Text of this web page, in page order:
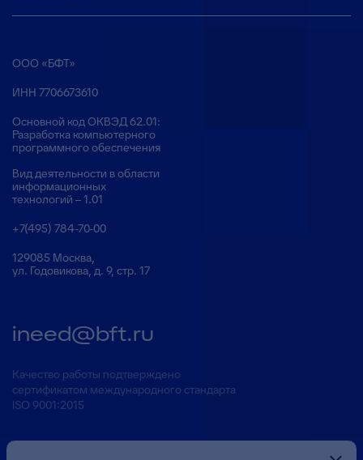
ООО «БФТ»
ИНН 7706673610
Основной код ОКВЭД 62.01:
Разработка компьютерного
программного обеспечения
Вид деятельности в области
информационных
технологий – 1.01
+7(495) 784-70-00
129085 Москва,
ул. Годовикова, д. 9, стр. 17
ineed@bft.ru
Качество работы подтверждено
сертификатом международного стандарта
ISO 9001:2015